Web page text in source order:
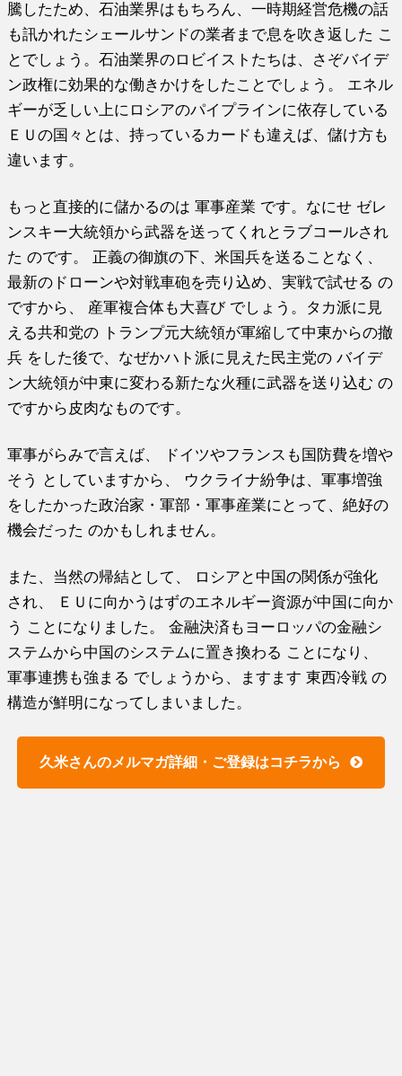
騰したため、石油業界はもちろん、一時期経営危機の話
も訊かれたシェールサンドの業者まで息を吹き返した こ
とでしょう。石油業界のロビイストたちは、さぞバイデ
ン政権に効果的な働きかけをしたことでしょう。 エネル
ギーが乏しい上にロシアのパイプラインに依存している
ＥＵの国々とは、持っているカードも違えば、儲け方も
違います。
もっと直接的に儲かるのは 軍事産業 です。なにせ ゼレ
ンスキー大統領から武器を送ってくれとラブコールされ
た のです。 正義の御旗の下、米国兵を送ることなく、
最新のドローンや対戦車砲を売り込め、実戦で試せる の
ですから、 産軍複合体も大喜び でしょう。タカ派に見
える共和党の トランプ元大統領が軍縮して中東からの撤
兵 をした後で、なぜかハト派に見えた民主党の バイデ
ン大統領が中東に変わる新たな火種に武器を送り込む の
ですから皮肉なものです。
軍事がらみで言えば、 ドイツやフランスも国防費を増や
そう としていますから、 ウクライナ紛争は、軍事増強
をしたかった政治家・軍部・軍事産業にとって、絶好の
機会だった のかもしれません。
また、当然の帰結として、 ロシアと中国の関係が強化
され、 ＥＵに向かうはずのエネルギー資源が中国に向か
う ことになりました。 金融決済もヨーロッパの金融シ
ステムから中国のシステムに置き換わる ことになり、
軍事連携も強まる でしょうから、ますます 東西冷戦 の
構造が鮮明になってしまいました。
久米さんのメルマガ詳細・ご登録はコチラから